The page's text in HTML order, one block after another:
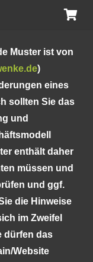
Muster ist von
)
eines
sollten Sie das
und
enthält daher
müssen und
und ggf.
die Hinweise
im Zweifel
dürfen das
Website